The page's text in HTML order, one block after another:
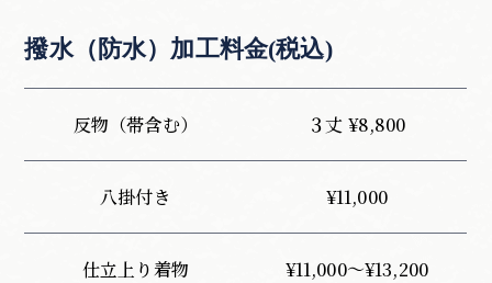
撥水（防水）加工料金(税込)
反物（帯含む） ３丈 ¥8,800
八掛付き ¥11,000
仕立上り着物 ¥11,000～¥13,200